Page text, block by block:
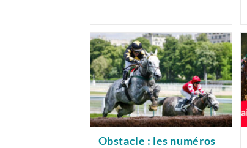
Sa
Cagnotte
Obstacle : les numéros